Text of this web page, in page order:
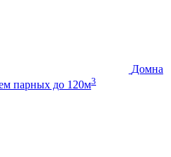
Домна
парных до 120м3